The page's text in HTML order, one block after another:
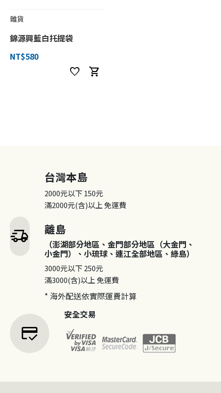
雜貨
錦源興藍白托提袋
NT$580
favorite shopping_cart
delivery_truck_speed
台灣本島
2000元以下150元
滿2000元(含)以上免運費
離島
（澎湖部分地區、金門部分地區（大金門、
小金門）、小琉球、連江全部地區、綠島）
3000元以下250元
滿3000(含)以上免運費
* 海外配送依實際運費計算
credit_score
安全交易